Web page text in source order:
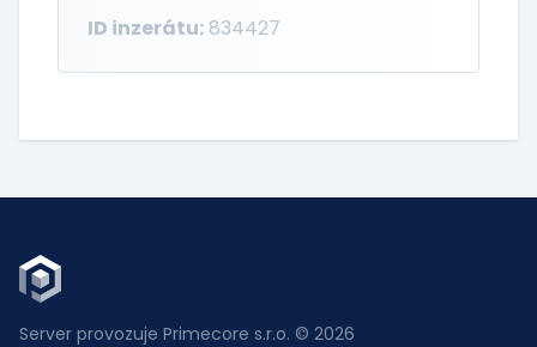
ID inzerátu: 834427
Server provozuje Primecore s.r.o. © 2026